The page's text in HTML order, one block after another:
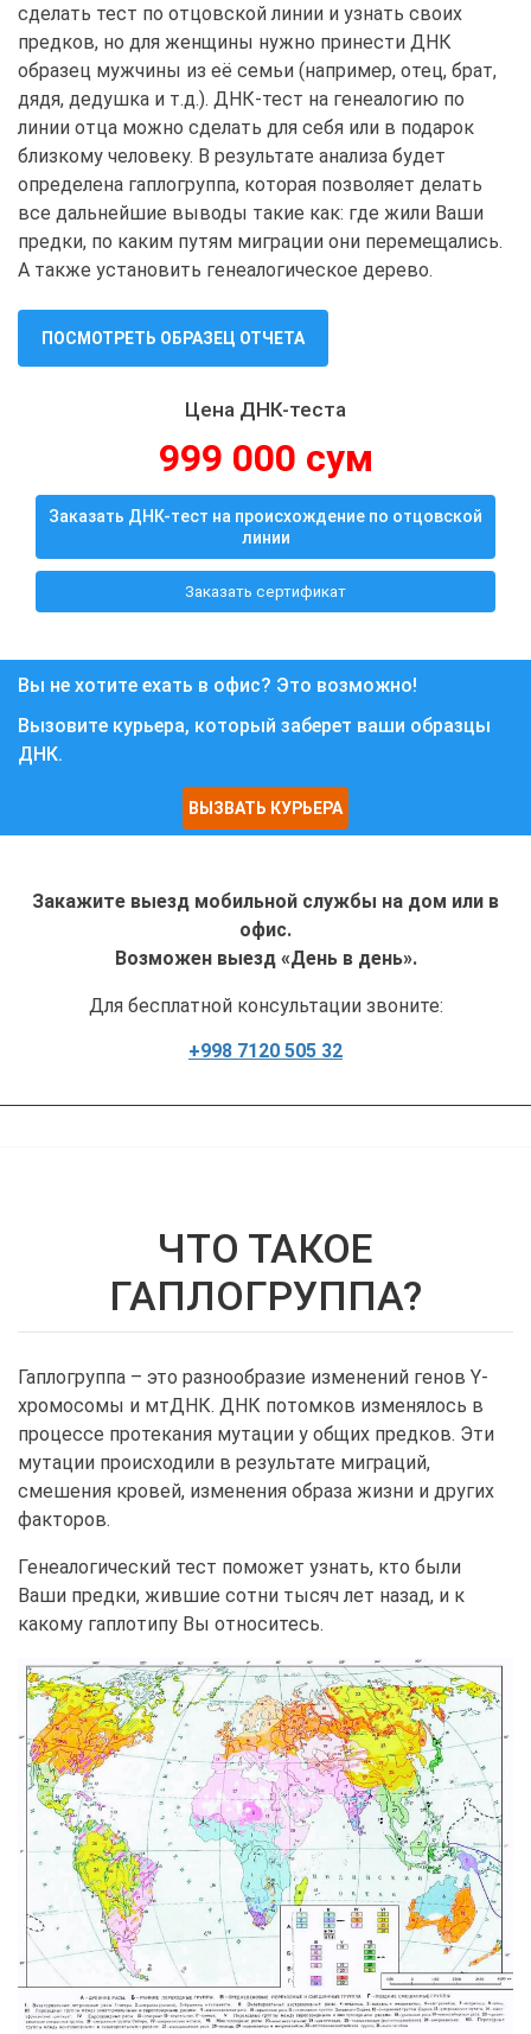
сделать тест по отцовской линии и узнать своих
предков, но для женщины нужно принести ДНК
образец мужчины из её семьи (например, отец, брат,
дядя, дедушка и т.д.). ДНК-тест на генеалогию по
линии отца можно сделать для себя или в подарок
близкому человеку. В результате анализа будет
определена гаплогруппа, которая позволяет делать
все дальнейшие выводы такие как: где жили Ваши
предки, по каким путям миграции они перемещались.
А также установить генеалогическое дерево.
ПОСМОТРЕТЬ ОБРАЗЕЦ ОТЧЕТА
Цена ДНК-теста
999 000 сум
Заказать ДНК-тест на происхождение по отцовской
линии
Заказать сертификат
Вы не хотите ехать в офис? Это возможно!
Вызовите курьера, который заберет ваши образцы
ДНК.
ВЫЗВАТЬ КУРЬЕРА
Закажите выезд мобильной службы на дом или в
офис.
Возможен выезд «День в день».
Для бесплатной консультации звоните:
+998 7120 505 32
ЧТО ТАКОЕ
ГАПЛОГРУППА?
Гаплогруппа – это разнообразие изменений генов Y-
хромосомы и мтДНК. ДНК потомков изменялось в
процессе протекания мутации у общих предков. Эти
мутации происходили в результате миграций,
смешения кровей, изменения образа жизни и других
факторов.
Генеалогический тест поможет узнать, кто были
Ваши предки, жившие сотни тысяч лет назад, и к
какому гаплотипу Вы относитесь.